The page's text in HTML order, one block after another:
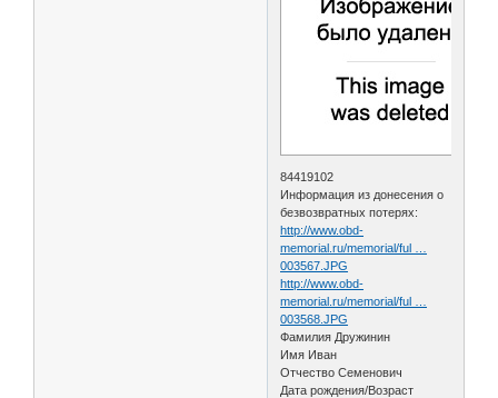
84419102
Информация из донесения о
безвозвратных потерях:
http://www.obd-
memorial.ru/memorial/ful …
003567.JPG
http://www.obd-
memorial.ru/memorial/ful …
003568.JPG
Фамилия Дружинин
Имя Иван
Отчество Семенович
Дата рождения/Возраст